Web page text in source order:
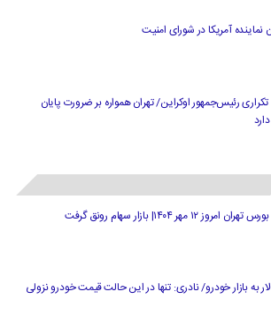
نماینده آمریکا در شورای امنیت
تکراری رئیس‌جمهور اوکراین/ تهران همواره بر ضرورت پایان
۱۲ مهر ۱۴۰۴| بازار سهام رونق گرفت
به بازار خودرو/ نادری: تنها در این حالت قیمت خودرو نزولی